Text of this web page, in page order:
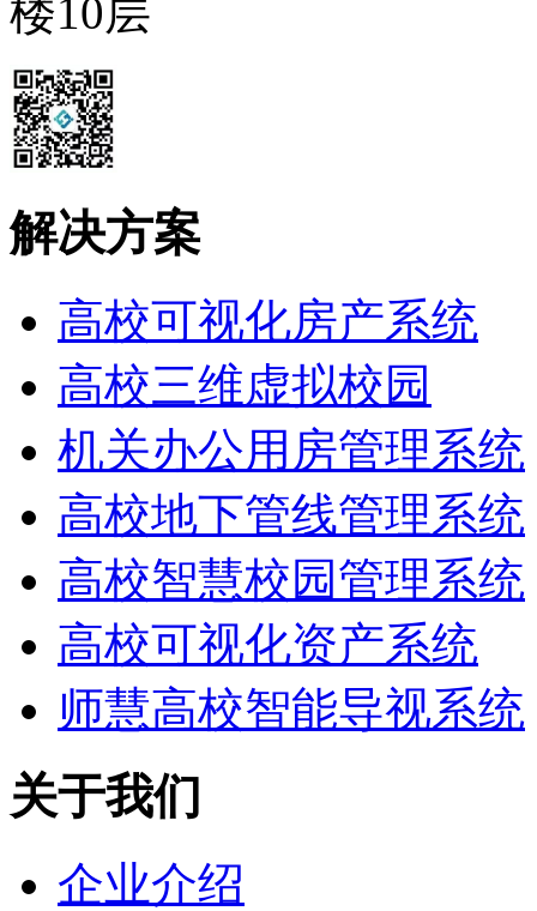
楼10层
解决方案
高校可视化房产系统
高校三维虚拟校园
机关办公用房管理系统
高校地下管线管理系统
高校智慧校园管理系统
高校可视化资产系统
师慧高校智能导视系统
关于我们
企业介绍